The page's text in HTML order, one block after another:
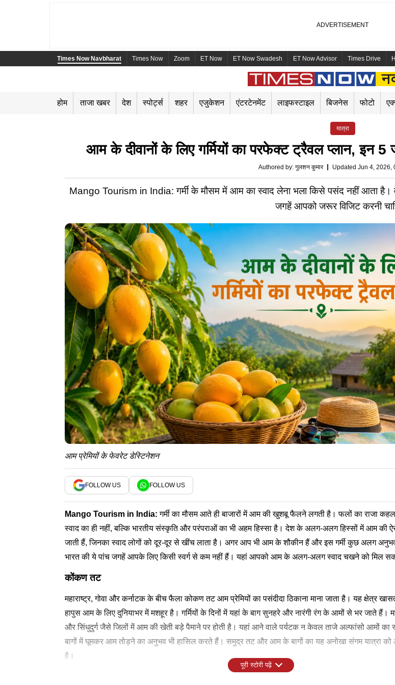
Times Now Navbharat Times Now Zoom ET Now ET Now Swadesh ET Now Advisor Times Drive
होम ताजा खबर देश स्पोर्ट्स शहर एजुकेशन एंटरटेनमेंट लाइफस्टाइल बिजनेस फोटो
यात्रा
आम के दीवानों के लिए गर्मियों का परफेक्ट ट्रैवल प्लान, इन
Authored by: गुलशन कुमार Updated Jun 4, 2026,
Mango Tourism in India: गर्मी के मौसम में आम का स्वाद लेना भला किसे पसंद नहीं आता
जगहें आपको जरूर विजिट करनी
आम प्रेमियों के फेवरेट डेस्टिनेशन
FOLLOW US FOLLOW US
Mango Tourism in India: गर्मी का मौसम आते ही बाजारों में आम की खुशबू फैलने लगती है। फलों का राजा
स्वाद का ही नहीं, बल्कि भारतीय संस्कृति और परंपराओं का भी अहम हिस्सा है। देश के अलग-अलग हिस्सों में आम की
जाती हैं, जिनका स्वाद लोगों को दूर-दूर से खींच लाता है। अगर आप भी आम के शौकीन हैं और इस गर्मी कुछ अलग
भारत की ये पांच जगहें आपके लिए किसी स्वर्ग से कम नहीं हैं। यहां आपको आम के अलग-अलग स्वाद चखने को मिल
कोंकण तट
महाराष्ट्र, गोवा और कर्नाटक के बीच फैला कोकण तट आम प्रेमियों का पसंदीदा ठिकाना माना जाता है। यह क्षेत्र
हापुस आम के लिए दुनियाभर में मशहूर है। गर्मियों के दिनों में यहां के बाग सुनहरे और नारंगी रंग के आमों से भर जाते हैं।
और सिंधुदुर्ग जैसे जिलों में आम की खेती बड़े पैमाने पर होती है। यहां आने वाले पर्यटक न केवल ताजे अल्फांसो आमों का
बागों में घूमकर आम तोड़ने का अनुभव भी हासिल करते हैं। समुद्र तट और आम के बागों का यह अनोखा संगम यात्रा को
है।
पूरी स्टोरी पढ़ें